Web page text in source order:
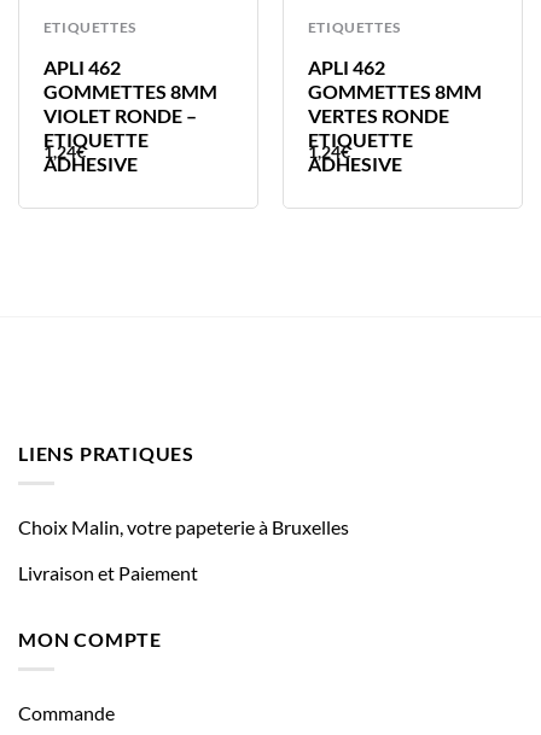
ETIQUETTES
APLI 462
GOMMETTES 8MM
VIOLET RONDE –
ETIQUETTE
ADHESIVE
1,24€
ETIQUETTES
APLI 462
GOMMETTES 8MM
VERTES RONDE
ETIQUETTE
ADHESIVE
1,24€
LIENS PRATIQUES
Choix Malin, votre papeterie à Bruxelles
Livraison et Paiement
MON COMPTE
Commande